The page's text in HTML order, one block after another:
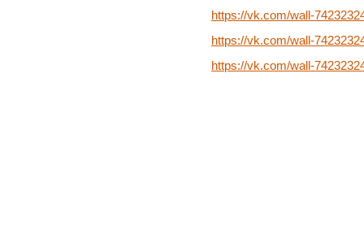
https://vk.com/wall-
https://vk.com/wall-
https://vk.com/wall-